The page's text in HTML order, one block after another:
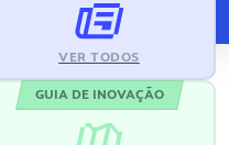
VER TODOS
GUIA DE INOVAÇÃO